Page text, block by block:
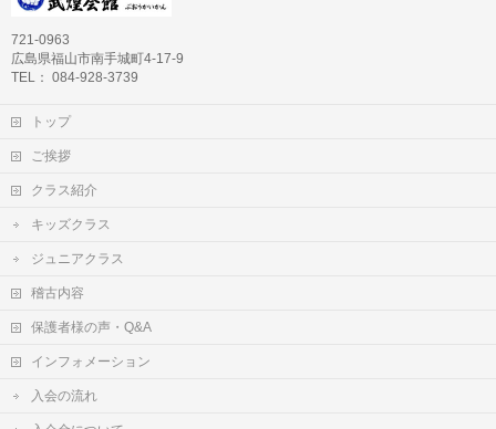
721-0963
広島県福山市南手城町4-17-9
TEL： 084-928-3739
トップ
ご挨拶
クラス紹介
キッズクラス
ジュニアクラス
稽古内容
保護者様の声・Q&A
インフォメーション
入会の流れ